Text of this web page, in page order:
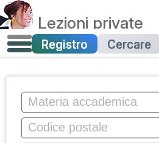
Lezioni private
Registro Cercare